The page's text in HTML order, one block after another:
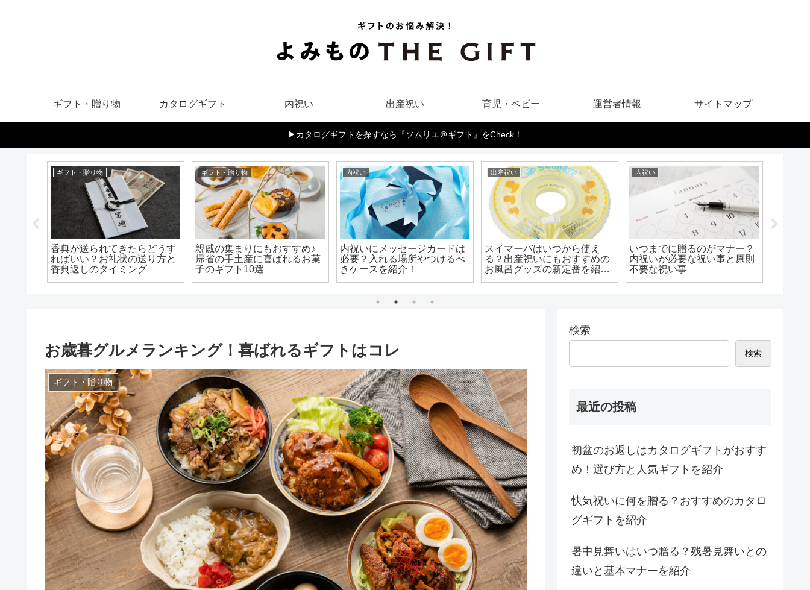
ギフト・贈り物 カタログギフト 内祝い 出産祝い 育児・ベビー 運営者情報 サイトマップ
▶︎カタログギフトを探すなら『ソムリエ＠ギフト』をCheck！
ギフト・贈り物
香典が送られてきたらどうす
ればいい？お礼状の送り方と
香典返しのタイミング
ギフト・贈り物
親戚の集まりにもおすすめ♪
帰省の手土産に喜ばれるお菓
子のギフト10選
内祝い
内祝いにメッセージカードは
必要？入れる場所やつけるべ
きケースを紹介！
出産祝い
スイマーバはいつから使え
る？出産祝いにもおすすめの
お風呂グッズの新定番を紹
内祝い
いつまでに贈るのがマナー？
内祝いが必要な祝い事と原則
不要な祝い事
お歳暮グルメランキング！喜ばれるギフトはコレ
ギフト・贈り物
検索
検索
最近の投稿
初盆のお返しはカタログギフトがおすす
め！選び方と人気ギフトを紹介
快気祝いに何を贈る？おすすめのカタロ
グギフトを紹介
暑中見舞いはいつ贈る？残暑見舞いとの
違いと基本マナーを紹介